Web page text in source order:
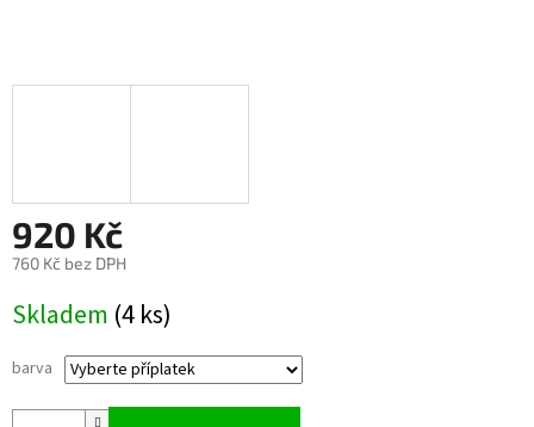
920 Kč
760 Kč bez DPH
cena:
Skladem (4 ks)
barva